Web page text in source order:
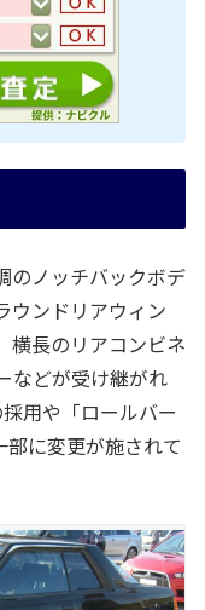
のノッチバックボデ
ウンドリアウィン
横長のリアコンビネ
などが受け継がれ
用や「ロールバー
に変更が施されて